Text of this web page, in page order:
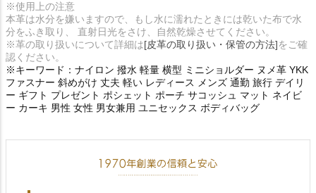
※使用上の注意
本革は水分を嫌いますので、もし水に濡れたときには乾いた布で水
分をふき取り、 直射日光をさけ、自然乾燥させてください。
※革の取り扱いについて詳細は[皮革の取り扱い・保管の方法]をご確
認ください。
※キーワード：ナイロン 撥水 軽量 横型 ミニショルダー ヌメ革 YKK
ファスナー 斜めがけ 丈夫 軽い レディース メンズ 通勤 旅行 デイリ
ー ギフト プレゼント ポシェット ポーチ サコッシュ マット ネイビ
ー カーキ 男性 女性 男女兼用 ユニセックス ボディバッグ